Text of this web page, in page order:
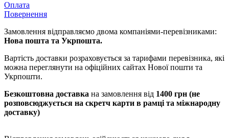
Оплата
Повернення
Замовлення відправляємо двома компаніями-перевізниками:
Нова пошта та Укрпошта.
Вартість доставки розраховується за тарифами перевізника, які
можна переглянути на офіційних сайтах Нової пошти та
Укрпошти.
Безкоштовна доставка на замовлення від 1400 грн (не
розповсюджується на скретч карти в рамці та міжнародну
доставку)